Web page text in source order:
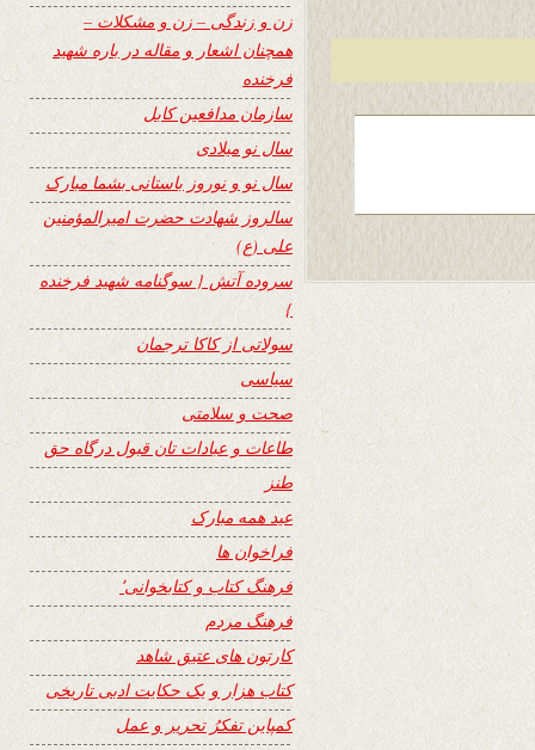
زن و زندگی – زن و مشکلات –
همچنان اشعار و مقاله در باره شهید
فرخنده
سازمان مدافعین کابل
سال نو میلادی
سال نو و نوروز باستانی بشما مبارک
سالروز شهادت حضرت امیرالمؤمنین
علی (ع)
سروده آتش { سوگنامه شهید فرخنده
}
سولاتی از کاکا ترجمان
سیاسی
صحت و سلامتی
طاعات و عبادات تان قبول درگاه حق
طنز
عید همه مبارک
فراخوان ها
فرهنگ کتاب و کتابخوانی٬
فرهنگ مردم
کارتون های عتیق شاهد
کتاب هزار و یک حکایت ادبی تاریخی
کمپاین تفکرُ تحریر و عمل